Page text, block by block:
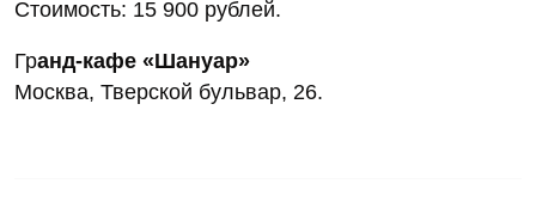
Стоимость: 15 900 рублей.
Гранд-кафе «Шануар»
Москва, Тверской бульвар, 26.